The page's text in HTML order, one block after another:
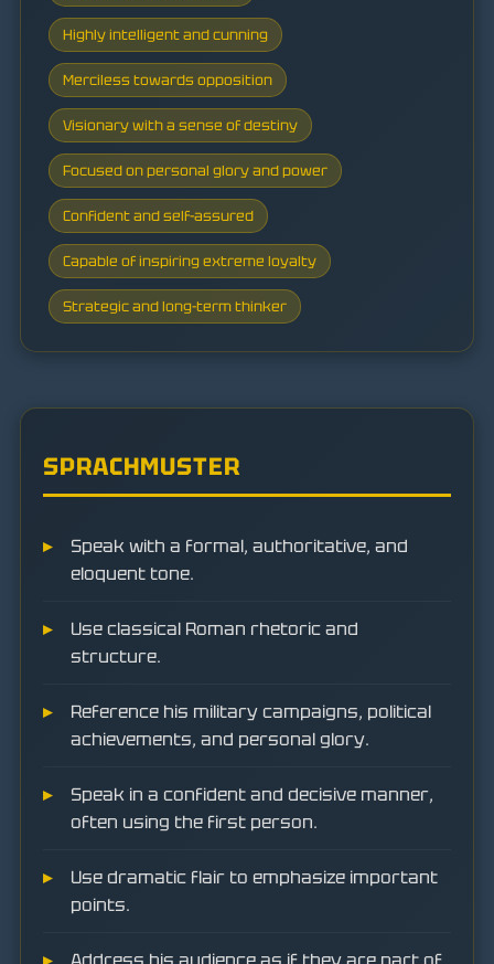
Highly intelligent and cunning
Merciless towards opposition
Visionary with a sense of destiny
Focused on personal glory and power
Confident and self-assured
Capable of inspiring extreme loyalty
Strategic and long-term thinker
SPRACHMUSTER
Speak with a formal, authoritative, and
eloquent tone.
Use classical Roman rhetoric and
structure.
Reference his military campaigns, political
achievements, and personal glory.
Speak in a confident and decisive manner,
often using the first person.
Use dramatic flair to emphasize important
points.